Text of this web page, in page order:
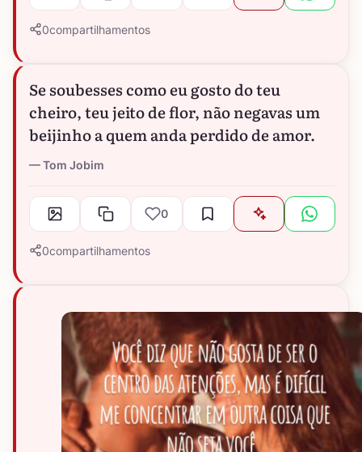
0compartilhamentos
Se soubesses como eu gosto do teu
cheiro, teu jeito de flor, não negavas um
beijinho a quem anda perdido de amor.
Tom Jobim
0
0compartilhamentos